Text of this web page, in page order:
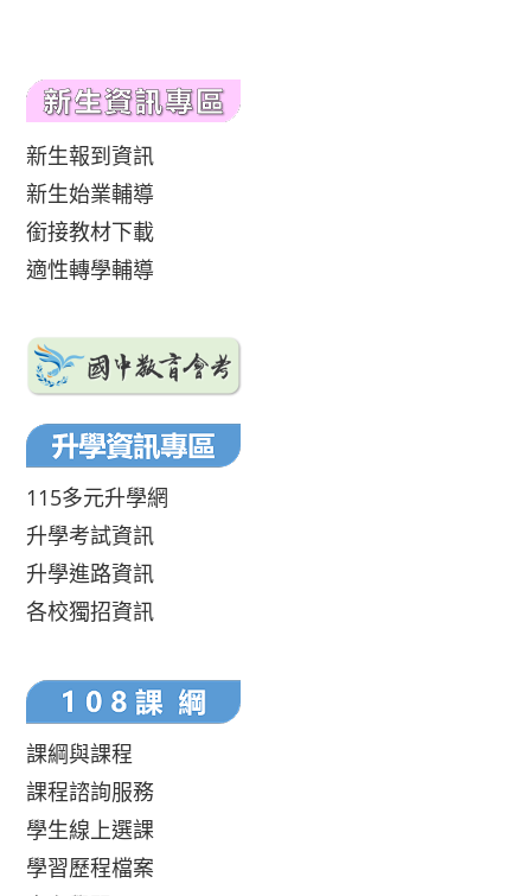
新生報到資訊
新生始業輔導
銜接教材下載
適性轉學輔導
115多元升學網
升學考試資訊
升學進路資訊
各校獨招資訊
課綱與課程
課程諮詢服務
學生線上選課
學習歷程檔案